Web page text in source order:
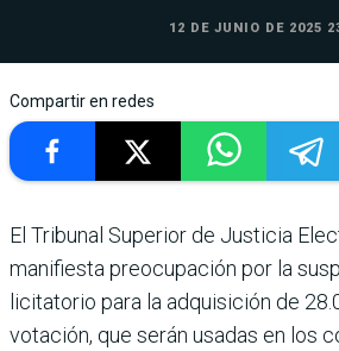
12 DE JUNIO DE 2025
Compartir en redes
El Tribunal Superior de Justicia
manifiesta preocupación por la
licitatorio para la adquisición de
votación, que serán usadas en los